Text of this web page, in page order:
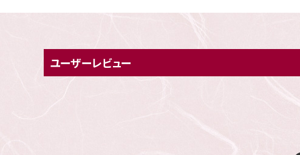
ユーザーレビュー